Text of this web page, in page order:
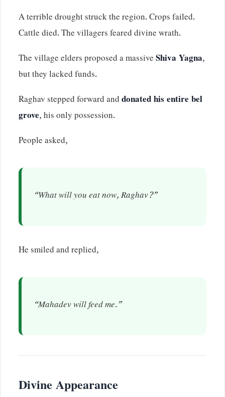
A terrible drought struck the region. Crops failed.
Cattle died. The villagers feared divine wrath.
The village elders proposed a massiveShiva Yagna,
but they lacked funds.
Raghav stepped forward anddonated his entire bel
grove, his only possession.
People asked,
“What will you eat now, Raghav?”
He smiled and replied,
“Mahadev will feed me.”
Divine Appearance